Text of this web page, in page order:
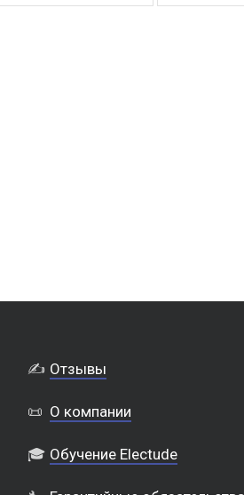
✍️ Отзывы
📜 О компании
🎓 Обучение Electude